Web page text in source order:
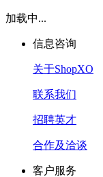
加载中...
信息咨询
关于ShopXO
联系我们
招聘英才
合作及洽谈
客户服务